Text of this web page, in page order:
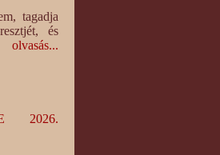
tagadja
és
olvasás...
2026.